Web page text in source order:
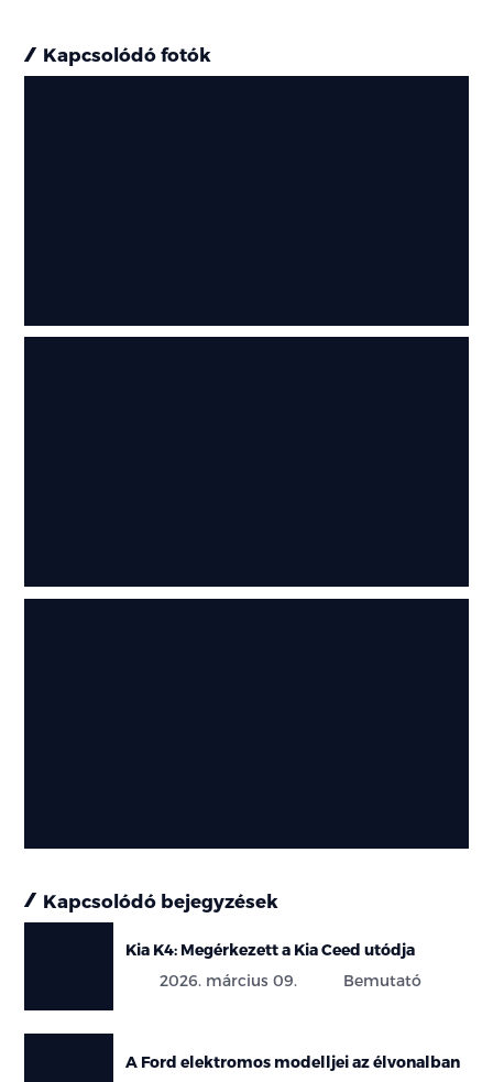
Kapcsolódó fotók
Kapcsolódó bejegyzések
Kia K4: Megérkezett a Kia Ceed utódja
2026. március 09.
Bemutató
A Ford elektromos modelljei az élvonalban